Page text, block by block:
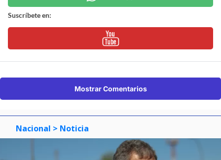
Suscríbete en:
Mostrar Comentarios
Nacional > Noticia